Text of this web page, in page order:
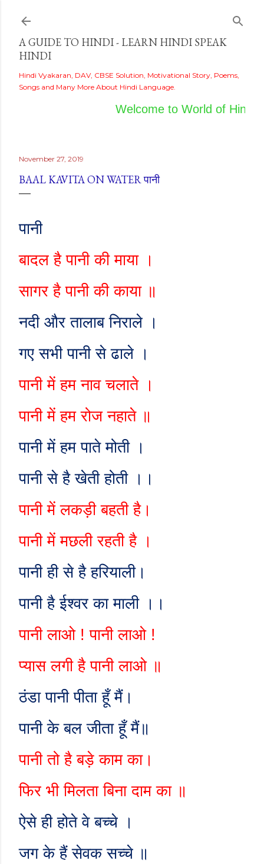
A GUIDE TO HINDI - LEARN HINDI SPEAK
HINDI
Hindi Vyakaran, DAV, CBSE Solution, Motivational Story, Poems,
Songs and Many More About Hindi Language.
Welcome to World of Hindi
November 27, 2019
BAAL KAVITA ON WATER पानी
पानी
बादल है पानी की माया ।
सागर है पानी की काया ॥
नदी और तालाब निराले ।
गए सभी पानी से ढाले ।
पानी में हम नाव चलाते ।
पानी में हम रोज नहाते ॥
पानी में हम पाते मोती ।
पानी से है खेती होती ।।
पानी में लकड़ी बहती है।
पानी में मछली रहती है ।
पानी ही से है हरियाली।
पानी है ईश्वर का माली ।।
पानी लाओ ! पानी लाओ !
प्यास लगी है पानी लाओ ॥
ठंडा पानी पीता हूँ मैं।
पानी के बल जीता हूँ मैं॥
पानी तो है बड़े काम का।
फिर भी मिलता बिना दाम का ॥
ऐसे ही होते वे बच्चे ।
जग के हैं सेवक सच्चे ॥